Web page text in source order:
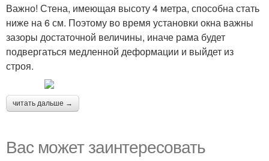
Важно! Стена, имеющая высоту 4 метра, способна стать
ниже на 6 см. Поэтому во время установки окна важны
зазоры достаточной величины, иначе рама будет
подвергаться медленной деформации и выйдет из
строя.
читать дальше →
Вас может заинтересовать